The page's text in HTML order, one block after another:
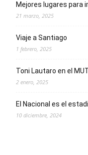
Mejores lugares para
21 marzo, 2025
Viaje a Santiago
1 febrero, 2025
Toni Lautaro en el
2 enero, 2025
El Nacional es el
10 diciembre, 2024